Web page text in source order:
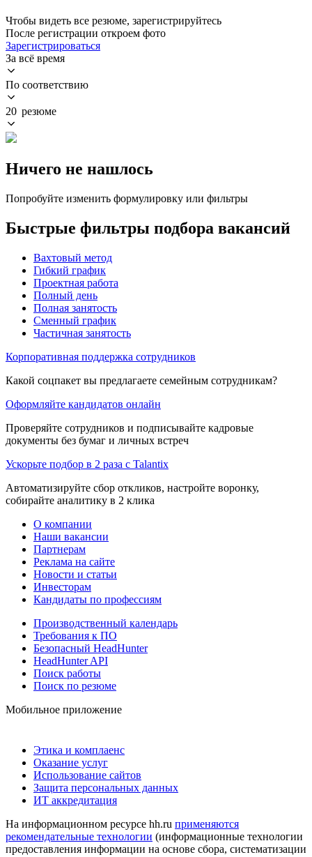
Чтобы видеть все резюме, зарегистрируйтесь
После регистрации откроем фото
Зарегистрироваться
За всё время
По соответствию
20 резюме
Ничего не нашлось
Попробуйте изменить формулировку или фильтры
Быстрые фильтры подбора вакансий
Вахтовый метод
Гибкий график
Проектная работа
Полный день
Полная занятость
Сменный график
Частичная занятость
Корпоративная поддержка сотрудников
Какой соцпакет вы предлагаете семейным сотрудникам?
Оформляйте кандидатов онлайн
Проверяйте сотрудников и подписывайте кадровые
документы без бумаг и личных встреч
Ускорьте подбор в 2 раза с Talantix
Автоматизируйте сбор откликов, настройте воронку,
собирайте аналитику в 2 клика
О компании
Наши вакансии
Партнерам
Реклама на сайте
Новости и статьи
Инвесторам
Кандидаты по профессиям
Производственный календарь
Требования к ПО
Безопасный HeadHunter
HeadHunter API
Поиск работы
Поиск по резюме
Мобильное приложение
Этика и комплаенс
Оказание услуг
Использование сайтов
Защита персональных данных
ИТ аккредитация
На информационном ресурсе hh.ru применяются
рекомендательные технологии (информационные технологии
предоставления информации на основе сбора, систематизации